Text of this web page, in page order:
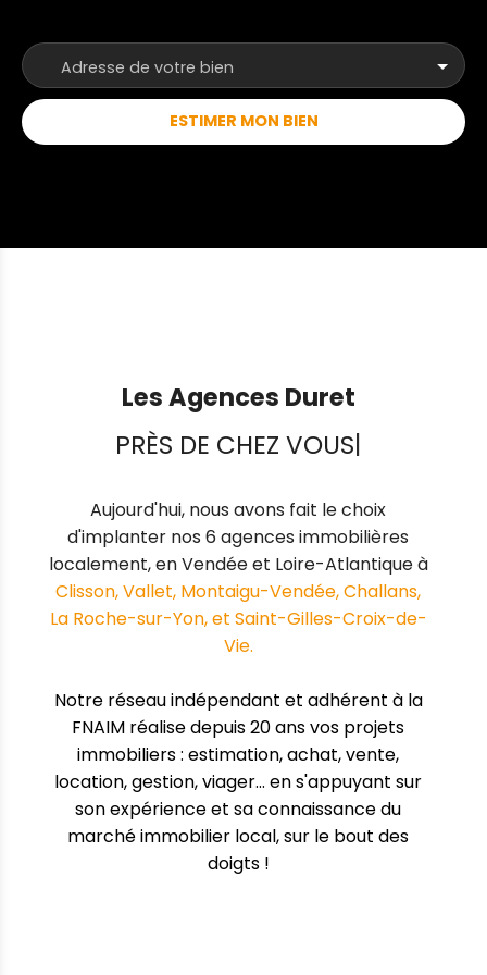
de 8h00 à 19h00, sans interruption. ANP
Adresse de votre bien
ESTIMER MON BIEN
Les Agences Duret
PRÈS DE CHEZ VOUS|
Aujourd'hui, nous avons fait le choix
d'implanter nos 6 agences immobilières
localement, en Vendée et Loire-Atlantique à
Clisson, Vallet, Montaigu-Vendée, Challans,
La Roche-sur-Yon, et Saint-Gilles-Croix-de-
Vie.
Notre réseau indépendant et adhérent à la
FNAIM réalise depuis 20 ans vos projets
immobiliers : estimation, achat, vente,
location, gestion, viager... en s'appuyant sur
son expérience et sa connaissance du
marché immobilier local, sur le bout des
doigts !